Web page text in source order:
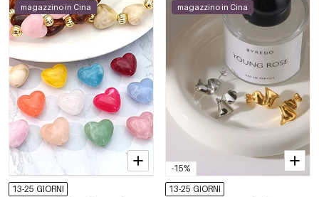
magazzino in Cina
13-25 GIORNI
-15%
magazzino in Cina
13-25 GIORNI